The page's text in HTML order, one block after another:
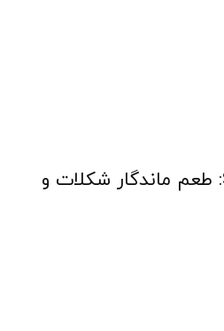
شرکت Sweet Style: طعم ماندگار شکلات و